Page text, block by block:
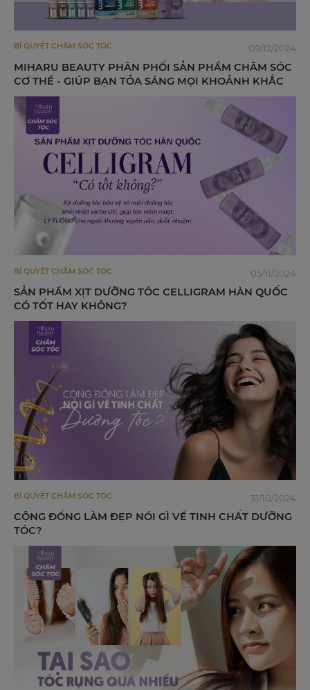
BÍ QUYẾT CHĂM SÓC TÓC 09/12/2024
MIHARU BEAUTY PHÂN PHỐI SẢN PHẨM CHĂM SÓC
CƠ THỂ - GIÚP BẠN TỎA SÁNG MỌI KHOẢNH KHẮC
BÍ QUYẾT CHĂM SÓC TÓC 05/11/2024
SẢN PHẨM XỊT DƯỠNG TÓC CELLIGRAM HÀN QUỐC
CÓ TỐT HAY KHÔNG?
BÍ QUYẾT CHĂM SÓC TÓC 31/10/2024
CỘNG ĐỒNG LÀM ĐẸP NÓI GÌ VỀ TINH CHẤT DƯỠNG
TÓC?